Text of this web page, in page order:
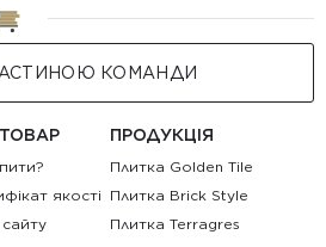
КОМАНДИ
якості
ПРОДУКЦІЯ
Плитка Golden Tile
Плитка Brick Style
Плитка Terragres